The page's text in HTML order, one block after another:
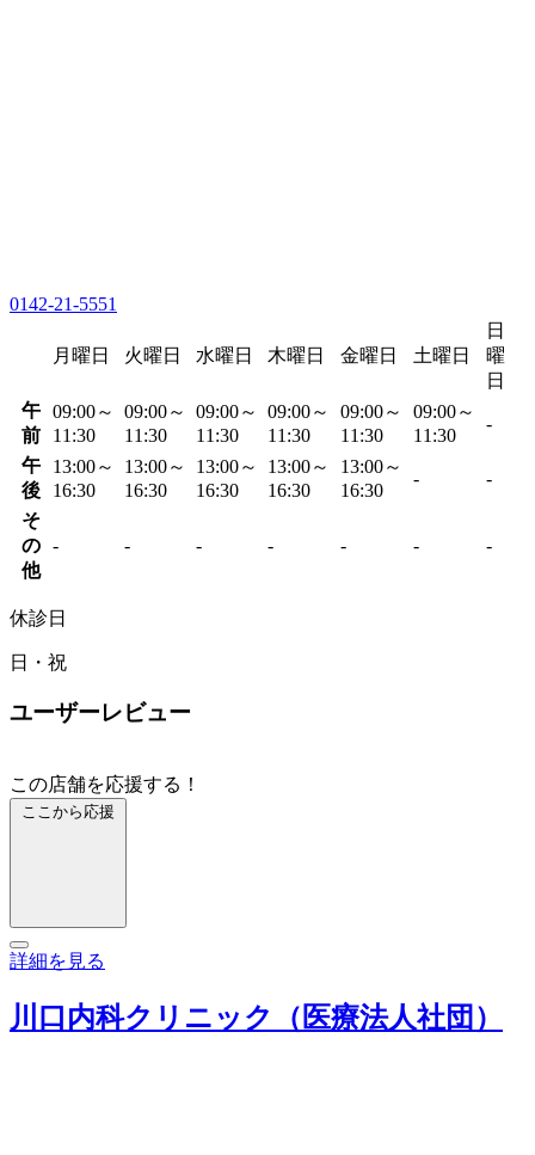
0142-21-5551
月曜日 火曜日 水曜日 木曜日 金曜日 土曜日
日
曜
日
午
前
09:00～
11:30
09:00～
11:30
09:00～
11:30
09:00～
11:30
09:00～
11:30
09:00～
11:30
-
午
後
13:00～
16:30
13:00～
16:30
13:00～
16:30
13:00～
16:30
13:00～
16:30
- -
そ
の
他
- - - - - - -
休診日
日・祝
ユーザーレビュー
この店舗を応援する！
ここから応援
詳細を見る
川口内科クリニック（医療法人社団）